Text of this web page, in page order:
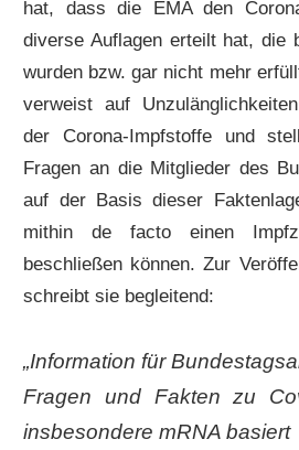
hat, dass die EMA den
diverse Auflagen erteilt hat, die
wurden bzw. gar nicht mehr
verweist auf
der Corona-Impfstoffe und
Fragen an die Mitglieder des
auf der Basis dieser
mithin de facto einen
beschließen können. Zur
schreibt sie begleitend:
„Information für
Fragen und Fakten zu
insbesondere mRNA basiert